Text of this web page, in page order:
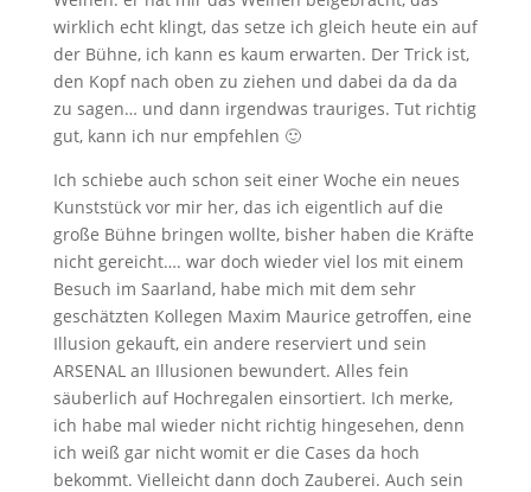
wirklich echt klingt, das setze ich gleich heute ein auf
der Bühne, ich kann es kaum erwarten. Der Trick ist,
den Kopf nach oben zu ziehen und dabei da da da
zu sagen… und dann irgendwas trauriges. Tut richtig
gut, kann ich nur empfehlen 🙂
Ich schiebe auch schon seit einer Woche ein neues
Kunststück vor mir her, das ich eigentlich auf die
große Bühne bringen wollte, bisher haben die Kräfte
nicht gereicht…. war doch wieder viel los mit einem
Besuch im Saarland, habe mich mit dem sehr
geschätzten Kollegen Maxim Maurice getroffen, eine
Illusion gekauft, ein andere reserviert und sein
ARSENAL an Illusionen bewundert. Alles fein
säuberlich auf Hochregalen einsortiert. Ich merke,
ich habe mal wieder nicht richtig hingesehen, denn
ich weiß gar nicht womit er die Cases da hoch
bekommt. Vielleicht dann doch Zauberei. Auch sein